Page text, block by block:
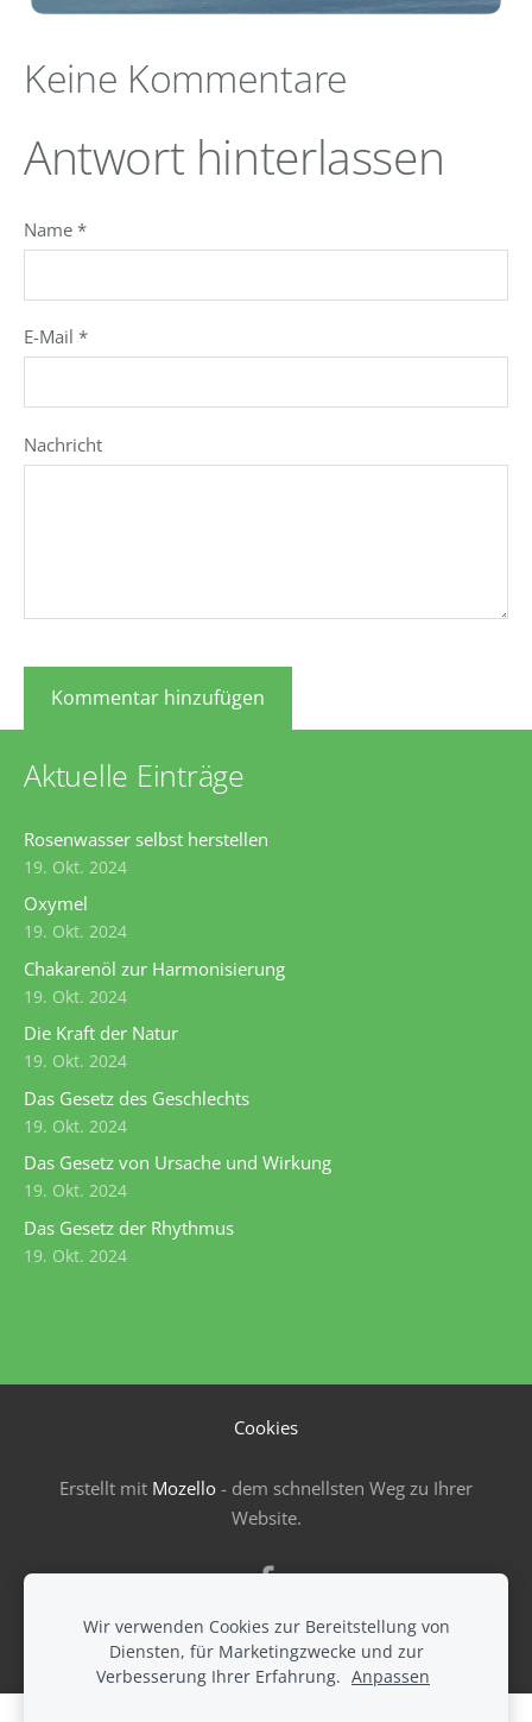
Aktuelle Einträge
Rosenwasser selbst herstellen
19. Okt. 2024
Oxymel
19. Okt. 2024
Chakarenöl zur Harmonisierung
19. Okt. 2024
Die Kraft der Natur
19. Okt. 2024
Das Gesetz des Geschlechts
19. Okt. 2024
Das Gesetz von Ursache und Wirkung
19. Okt. 2024
Das Gesetz der Rhythmus
19. Okt. 2024
Keine Kommentare
Antwort hinterlassen
Name *
E-Mail *
Nachricht
Cookies
Erstellt mit Mozello - dem schnellsten Weg zu Ihrer
Website.
Wir verwenden Cookies zur Bereitstellung von
Diensten, für Marketingzwecke und zur
Verbesserung Ihrer Erfahrung. Anpassen